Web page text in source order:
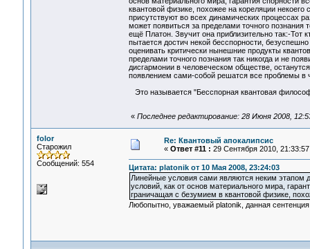
квантовой физике, похожее на кореляции некоего
присутствуют во всех динамических процессах
может появиться за пределами точного познания
ещё Платон. Звучит она приблизительно так:-Тот
пытается достич некой бесспорности,
оценивать критически нынешние продукты
пределами точного познания так никогда и не
дисгармонии в человеческом обществе,
появлением сами-собой решатся все проблемы в
Это называется "Бесспорная квантовая
« Последнее редактирование: 28 Июня 2008,
folor
Старожил
Сообщений: 554
Re: Квантовый апокалипсис
« Ответ #11 : 29 Сентября 2010,
Цитата: platonik от 10 Мая 2008, 23:24:03
Линейные условия сами являются неким этапом
условий, как от основ материального мира,
граничащая с безумием в квантовой физике,
Любопытно, уважаемый platonik, данная